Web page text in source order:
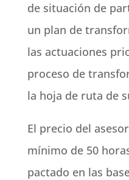
de situación de
un plan de
las actuaciones
proceso de
la hoja de ruta de
El precio del
mínimo de 50
pactado en las